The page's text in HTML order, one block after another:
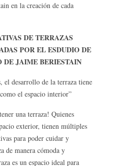
en la creación de cada
DE TERRAZAS
POR EL ESDUDIO DE
DE JAIME BERIESTAIN
el desarrollo de la terraza tiene
el espacio interior”
una terraza! Quienes
exterior, tienen múltiples
para poder cuidar y
de manera cómoda y
es un espacio ideal para